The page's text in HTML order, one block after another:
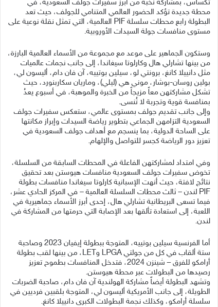
تكساس، بمشاركة نخبة من أبرز سفيرات جولف السعودية، في
محطة جديدة تؤكد الحضور العالمي المتنامي للجولف، حيث تعد
البطولة رابع محطات سلسلة PIF العالمية، التي تمثل نقلة نوعية على
مستوى منافسات جولة السيدات الأوروبية.
وستكون الجماهير على موعد مع مجموعة من الأسماء العالمية البارزة،
من بينها تشارلي هال وكارلوتا سيغاندا، إلى جانب نجمات عالميات
مثل دانييلا كانغ، برونتي لو، سيلين بوتييه، آن فان دام، أليسون لي،
بولين روسان-بوشار، موني هي (ليلي)، وماريان سكاربنورد، حيث
تشكل مشاركتهن معاً مزيجاً من الخبرة والموهبة، في أسبوع يعدُ
بمنافسة قوية وتجربة لا تُنسى.
وإلى جانب تقديم جولف بمستوى عالمي، ستعكس سفيرات جولف
السعودية التزامهن الجماعي بتطوير رياضة السيدات وإبراز مكانتها
على الساحة الدولية، بما ينسجم مع أهداف جولف السعودية في
تعزيز دور الرياضة كجسر للتواصل والإلهام.
وفي امتداد لمشاركتهن الفاعلة في المحطات السابقة من السلسلة،
تخوض سفيرات جولف السعودية منافسات هيوستن بعد تحقيق
نتائج لافتة، حيث أنهت الإسبانية كارلوتا سيغاندا منافسات بطولة
PIF لندن – ثالث محطات السلسلة العالمية – في المركز الحادي عشر،
فيما تسعى البريطانية تشارلي هال، إحدى أبرز الأسماء جماهيرية في
اللعبة، إلى استعادة تألقها بعد الإصابة التي حرمتها من المشاركة في
لندن.
أما الفرنسية سيلين بوتييه، المتوجة ببطولة إيفيان 2023 وصاحبة
ستة ألقاب في كل من جولتي LPGA وLET، من بينها لقب بطولة
أرامكو للفرق – شينزن 2024، فتدخل المنافسات بطموح تعزيز
رصيدها من البطولات عبر محطة هيوستن.
وتشهد البطولة أيضاً مشاركة الهولندية آن فان دام، صاحبة الضربات
الطويلة، إلى جانب الأمريكية أليسون لي، المتوجة بلقبين فرديين في
سلسلة أرامكو، وكذلك نجمة البطولات الكبرى دانييلا كانغ.